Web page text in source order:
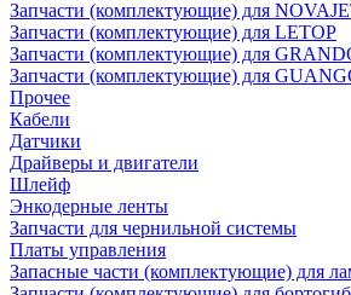
Запчасти (комплектующие) для
Запчасти (комплектующие) для LETOP
Запчасти (комплектующие) для
Запчасти (комплектующие) для
Прочее
Кабели
Датчики
Драйверы и двигатели
Шлейф
Энкодерные ленты
Запчасти для чернильной системы
Платы управления
Запасные части (комплектующие) для